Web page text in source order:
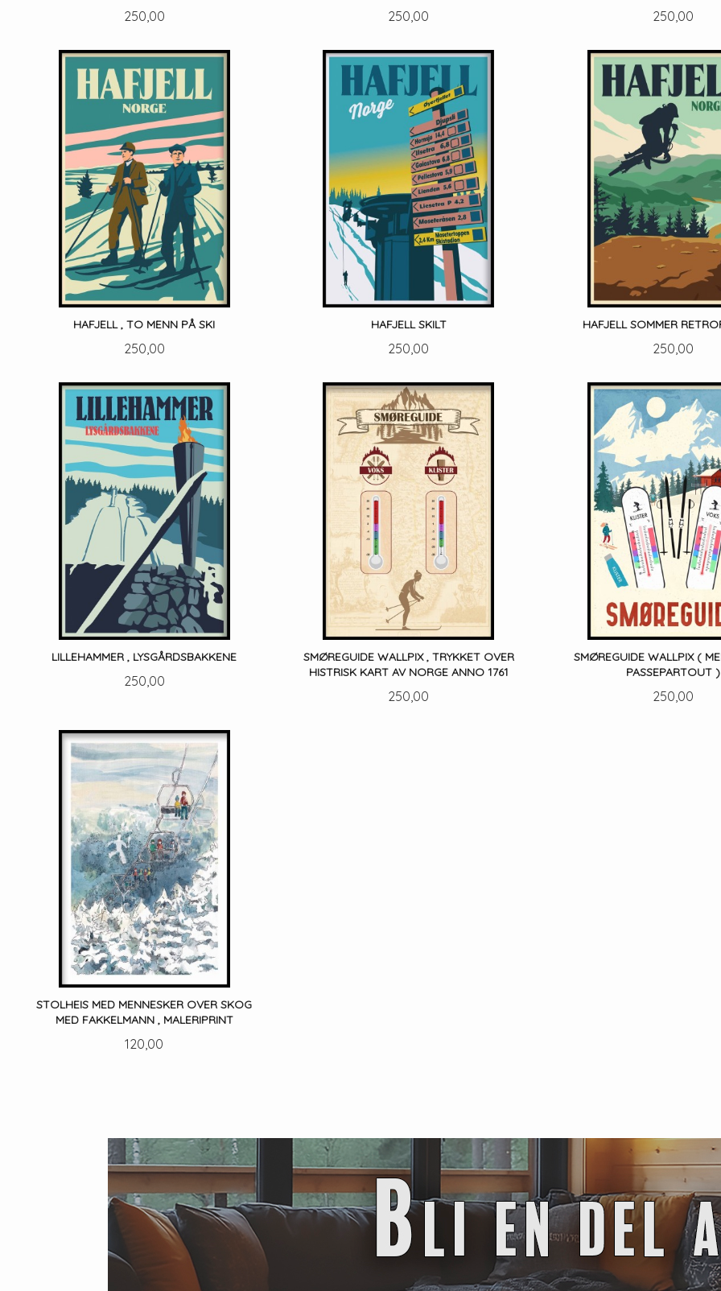
Pris
250,00
LES MER
Pris
250,00
LES MER
Pris
250,00
LES MER
HAFJELL , TO MENN PÅ SKI
Pris
250,00
LES MER
HAFJELL SKILT
Pris
250,00
LES MER
HAFJELL SOMMER
Pris
250,00
LES MER
LILLEHAMMER , LYSGÅRDSBAKKENE
Pris
250,00
LES MER
SMØREGUIDE WALLPIX , TRYKKET OVER
HISTRISK KART AV NORGE ANNO 1761
Pris
250,00
SMØREGUIDE WALLPIX (
PASSEPARTOUT )
Pris
250,00
STOLHEIS MED MENNESKER OVER SKOG
MED FAKKELMANN , MALERIPRINT
Pris
120,00